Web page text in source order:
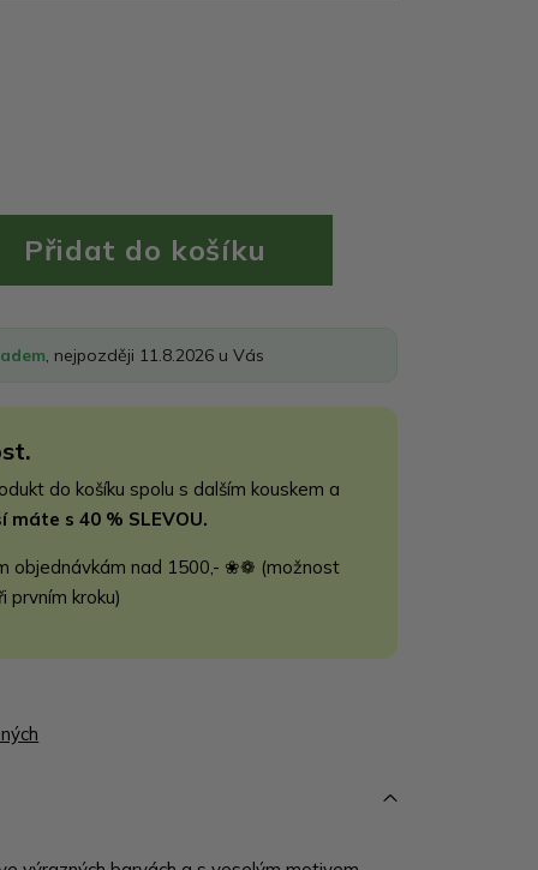
, nejpozději 11.8.2026 u Vás
do košíku spolu s dalším kouskem a
máte s 40 % SLEVOU.
objednávkám nad 1500,- ❀❁ (možnost
prvním kroku)